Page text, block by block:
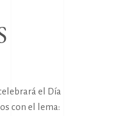
el Día
con el lema: